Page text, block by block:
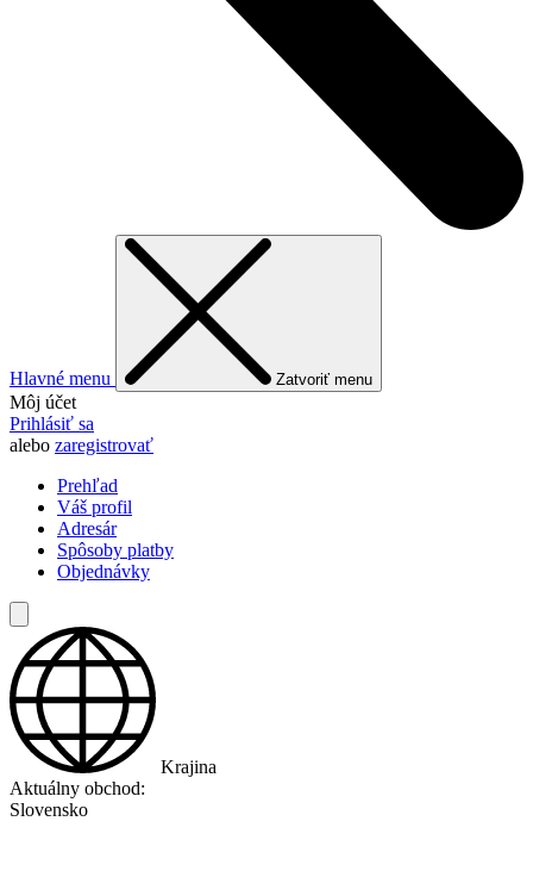
Hlavné menu Zatvoriť menu
Môj účet
Prihlásiť sa
alebo zaregistrovať
Prehľad
Váš profil
Adresár
Spôsoby platby
Objednávky
Krajina
Aktuálny obchod:
Slovensko